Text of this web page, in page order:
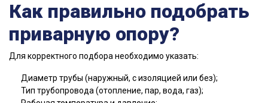
Как правильно подобрать
приварную опору?
Для корректного подбора необходимо указать:
Диаметр трубы (наружный, с изоляцией или без);
Тип трубопровода (отопление, пар, вода, газ);